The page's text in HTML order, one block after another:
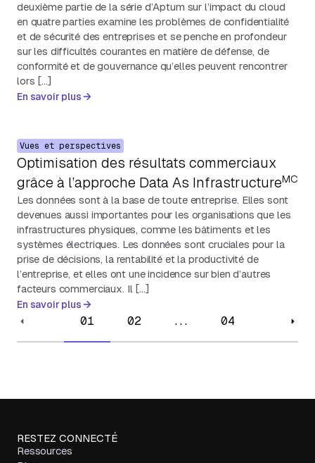
deuxième partie de la série d’Aptum sur l’impact du cloud
en quatre parties examine les problèmes de confidentialité
et de sécurité des entreprises et se penche en profondeur
sur les difficultés courantes en matière de défense, de
conformité et de gouvernance qu’elles peuvent rencontrer
lors […]
En savoir plus
Vues et perspectives
Optimisation des résultats commerciaux
grâce à l’approche Data As InfrastructureMC
Les données sont à la base de toute entreprise. Elles sont
devenues aussi importantes pour les organisations que les
infrastructures physiques, comme les bâtiments et les
systèmes électriques. Les données sont cruciales pour la
prise de décisions, la rentabilité et la productivité de
l’entreprise, et elles ont une incidence sur bien d’autres
facteurs commerciaux. Il […]
En savoir plus
01 02 ... 04
RESTEZ CONNECTÉ
Ressources